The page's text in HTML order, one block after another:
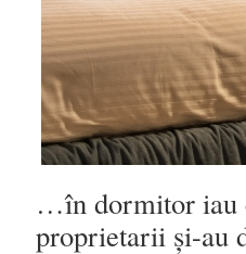
…în dormitor iau
proprietarii și-au